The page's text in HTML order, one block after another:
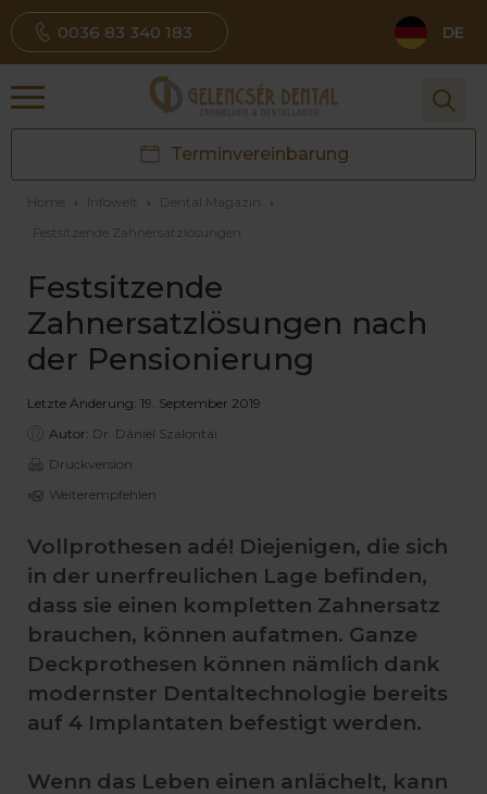
0036 83 340 183 DE
Terminvereinbarung
Home › Infowelt › Dental Magazin
›
Festsitzende Zahnersatzlösungen
Festsitzende
Zahnersatzlösungen nach
der Pensionierung
Letzte Änderung: 19. September 2019
Autor: Dr. Dániel Szalontai
Druckversion
Weiterempfehlen
Vollprothesen adé! Diejenigen, die sich
in der unerfreulichen Lage befinden,
dass sie einen kompletten Zahnersatz
brauchen, können aufatmen. Ganze
Deckprothesen können nämlich dank
modernster Dentaltechnologie bereits
auf 4 Implantaten befestigt werden.
Wenn das Leben einen anlächelt, kann